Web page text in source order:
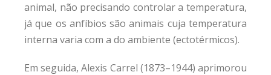
animal, não precisando controlar a temperatura,
já que os anfíbios são animais cuja temperatura
interna varia com a do ambiente (ectotérmicos).
Em seguida, Alexis Carrel (1873–1944) aprimorou